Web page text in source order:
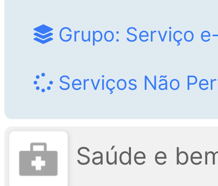
Grupo: Serviço
Serviços Não
Saúde e